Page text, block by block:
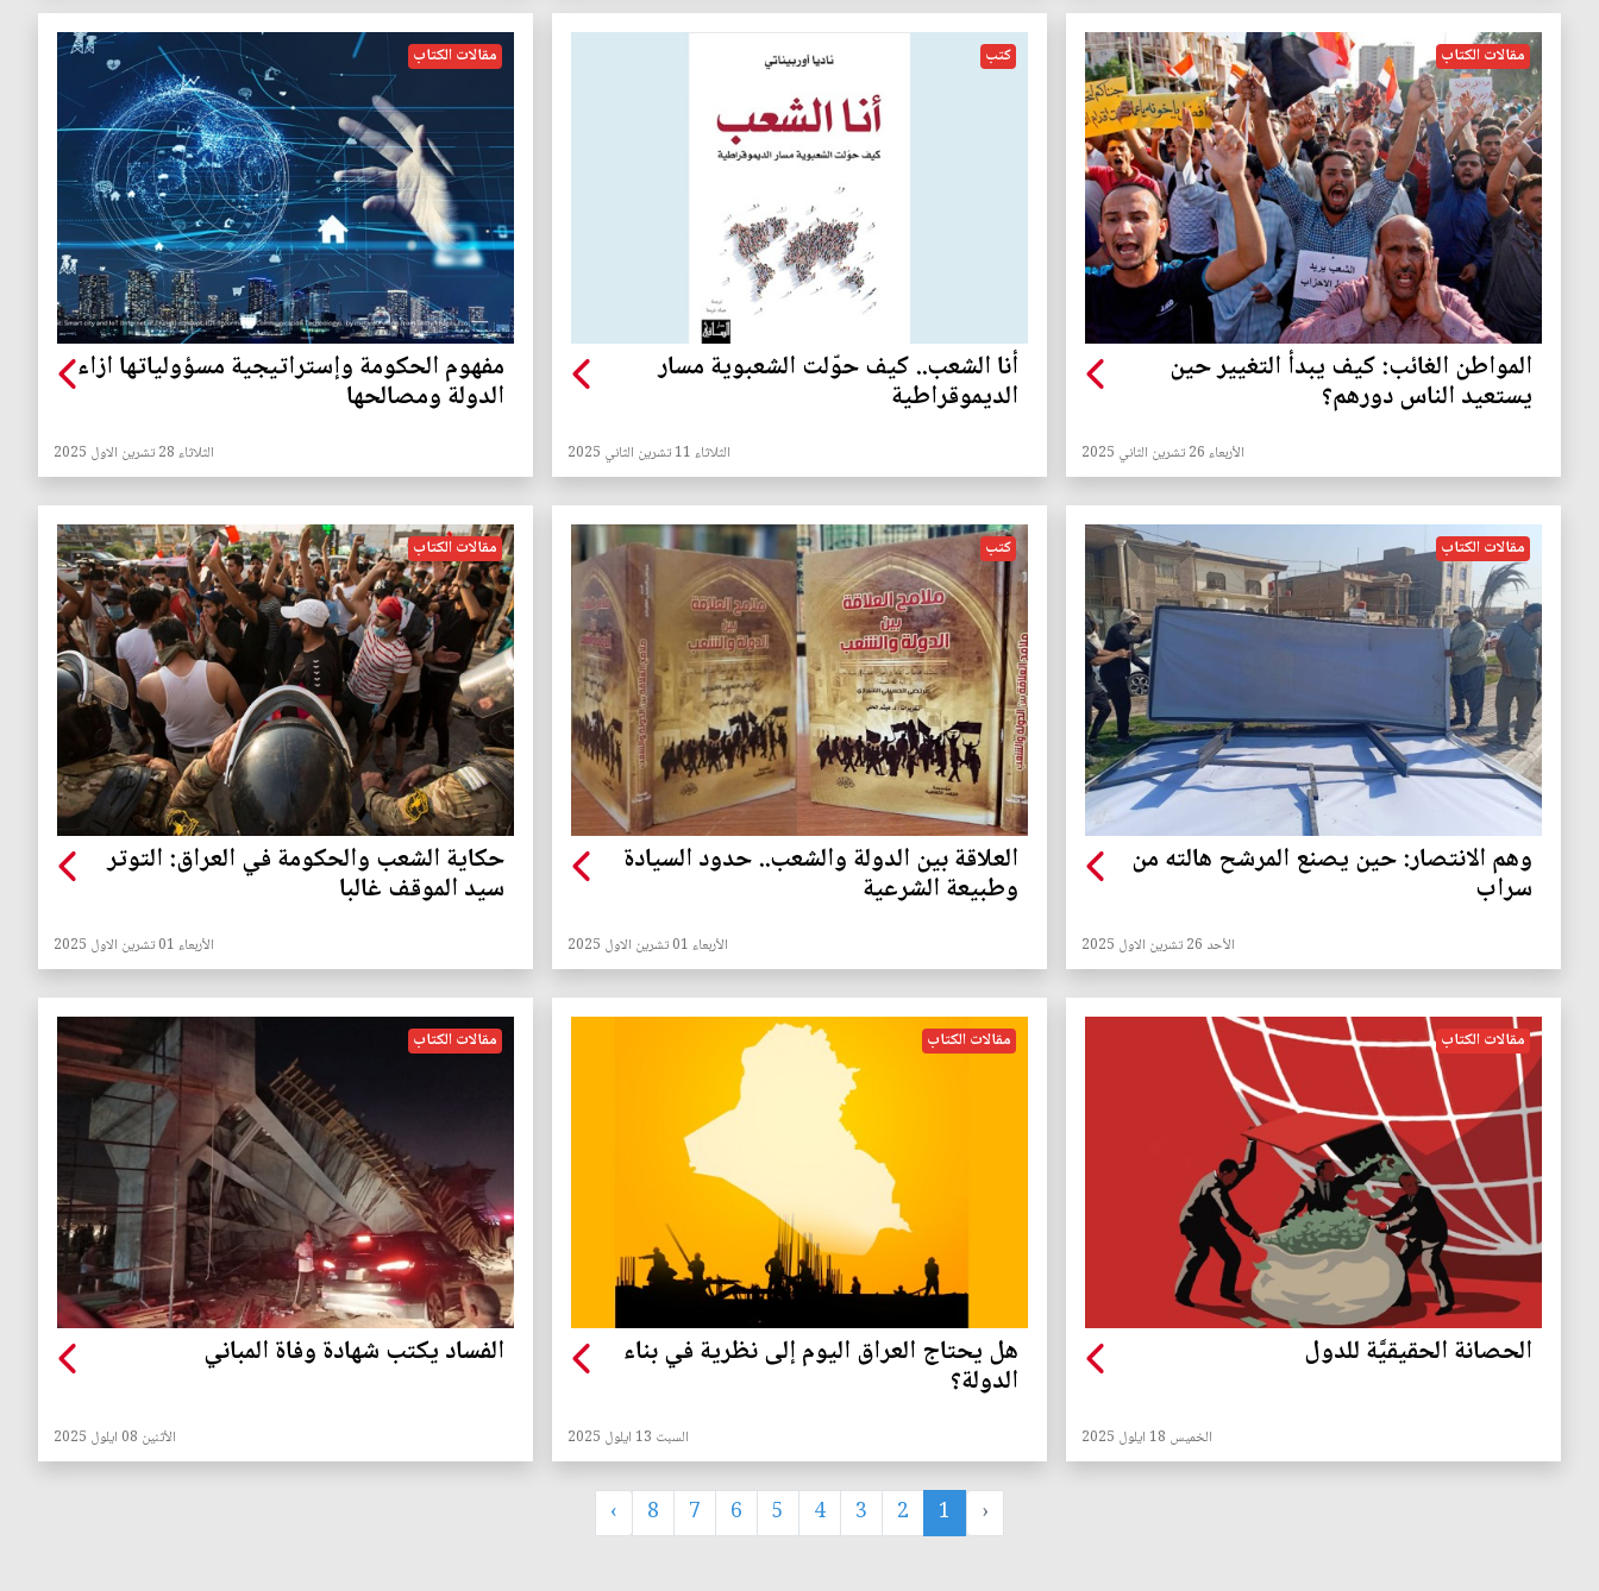
مقالات الكتاب
المواطن الغائب: كيف يبدأ التغيير حين
يستعيد الناس دورهم؟
الأربعاء 26 تشرين الثاني 2025
كتب
أنا الشعب.. كيف حوّلت الشعبوية مسار
الديموقراطية
الثلاثاء 11 تشرين الثاني 2025
مقالات الكتاب
مفهوم الحكومة وإستراتيجية مسؤولياتها ازاء
الدولة ومصالحها
الثلاثاء 28 تشرين الاول 2025
مقالات الكتاب
وهم الانتصار: حين يصنع المرشح هالته من
سراب
الأحد 26 تشرين الاول 2025
كتب
العلاقة بين الدولة والشعب.. حدود السيادة
وطبيعة الشرعية
الأربعاء 01 تشرين الاول 2025
مقالات الكتاب
حكاية الشعب والحكومة في العراق: التوتر
سيد الموقف غالبا
الأربعاء 01 تشرين الاول 2025
مقالات الكتاب
الحصانة الحقيقيَّة للدول
الخميس 18 ايلول 2025
مقالات الكتاب
هل يحتاج العراق اليوم إلى نظرية في بناء
الدولة؟
السبت 13 ايلول 2025
مقالات الكتاب
الفساد يكتب شهادة وفاة المباني
الأثنين 08 ايلول 2025
‹
1
2
3
4
5
6
7
8
›